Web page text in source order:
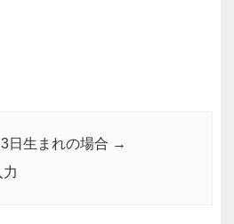
日生まれの場合 →
力